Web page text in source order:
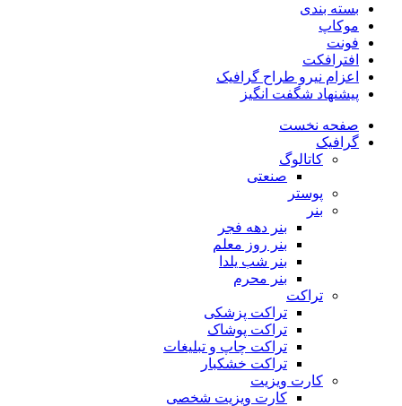
بسته بندی
موکاپ
فونت
افترافکت
اعزام نیرو طراح گرافیک
پیشنهاد شگفت انگیز
صفحه نخست
گرافیک
کاتالوگ
صنعتی
پوستر
بنر
بنر دهه فجر
بنر روز معلم
بنر شب یلدا
بنر محرم
تراکت
تراکت پزشکی
تراکت پوشاک
تراکت چاپ و تبلیغات
تراکت خشکبار
کارت ویزیت
کارت ویزیت شخصی